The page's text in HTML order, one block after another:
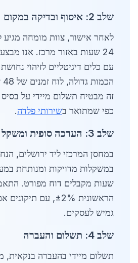
שלב 2: איסוף ובדיקה במקום
לאחר אישור, צוות מומחה מגיע
24 שעות באזור מרכז. אנו
עם כלים דיגיטליים לזיהוי
זה מבטיח תשלום מיידי על
כפי שמתואר בשירותי פלדה.
שלב 3: הערכה סופית ומשקל
במחסן המרכזי ליד ירושלים,
שעות מקבלים דוח מפורט.
הראשונית ±2%, עם
גמיש לעסקים.
שלב 4: תשלום והעברה
תשלום מיידי בהעברה בנקאית,